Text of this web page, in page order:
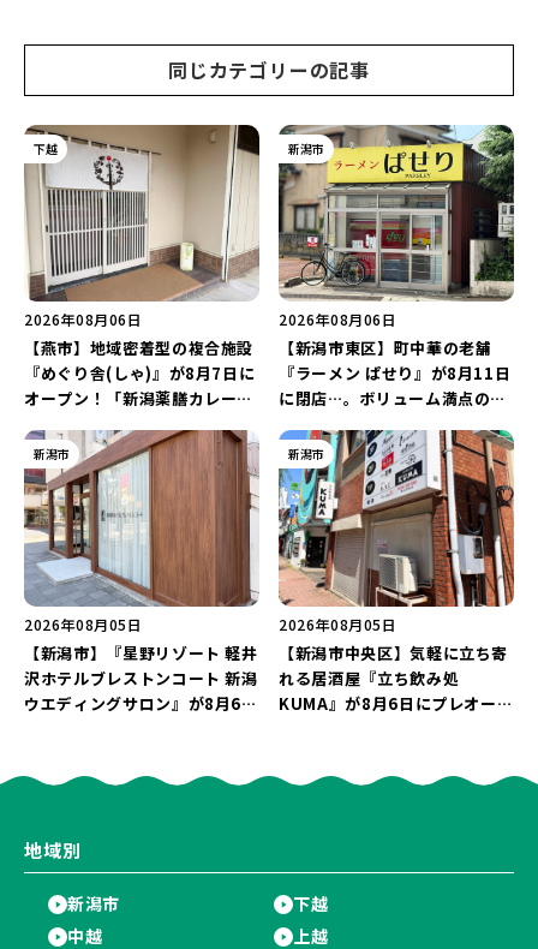
同じカテゴリーの記事
下越
2026年08月06日
【燕市】地域密着型の複合施設
『めぐり舎(しゃ)』が8月7日に
オープン！「新潟薬膳カレー
メニューや漆喰アートを楽しも
う♪
新潟市
2026年08月06日
【新潟市東区】町中華の老舗
『ラーメン ぱせり』が8月11日
に閉店…。ボリューム満点の名
新潟市
2026年08月05日
【新潟市】『星野リゾート 軽井
沢ホテルブレストンコート 新潟
ウエディングサロン』が8月6日
新潟市
2026年08月05日
【新潟市中央区】気軽に立ち寄
れる居酒屋『立ち飲み処
KUMA』が8月6日にプレオープ
♪
地域別
新潟市
下越
中越
上越